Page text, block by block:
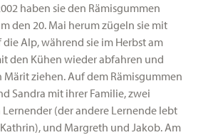
haben sie den Rämisgummen
den 20. Mai herum zügeln sie mit
die Alp, während sie im Herbst am
den Kühen wieder abfahren und
Märit ziehen. Auf dem Rämisgummen
Sandra mit ihrer Familie, zwei
(der andere Lernende lebt
und Margreth und Jakob. Am